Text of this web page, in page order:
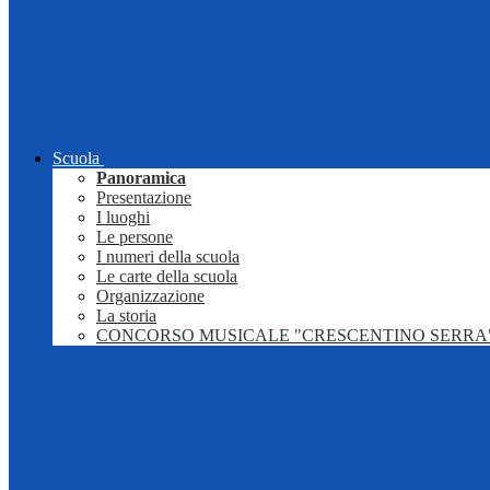
Scuola
Panoramica
Presentazione
I luoghi
Le persone
I numeri della scuola
Le carte della scuola
Organizzazione
La storia
CONCORSO MUSICALE "CRESCENTINO